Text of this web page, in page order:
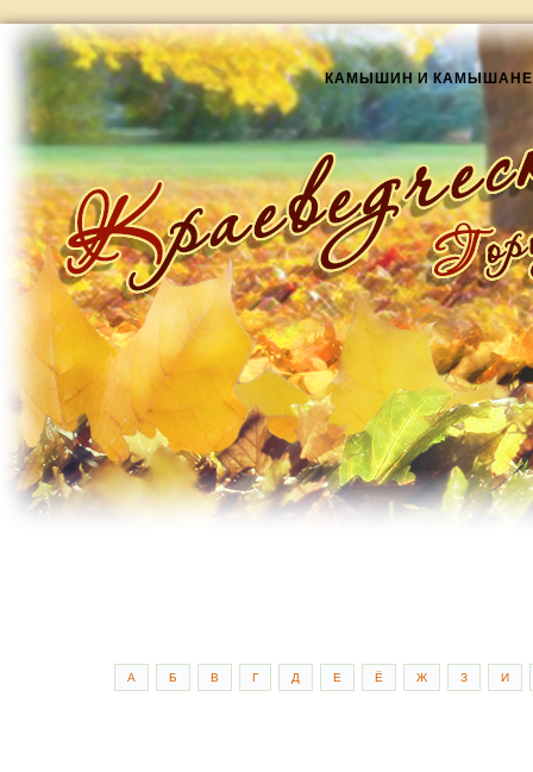
КАМЫШИН И КАМЫШАНЕ
А Б В Г Д Е Ё Ж З И